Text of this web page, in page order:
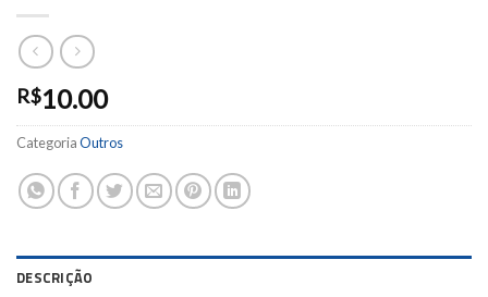
R$10.00
CategoriaOutros
DESCRIÇÃO